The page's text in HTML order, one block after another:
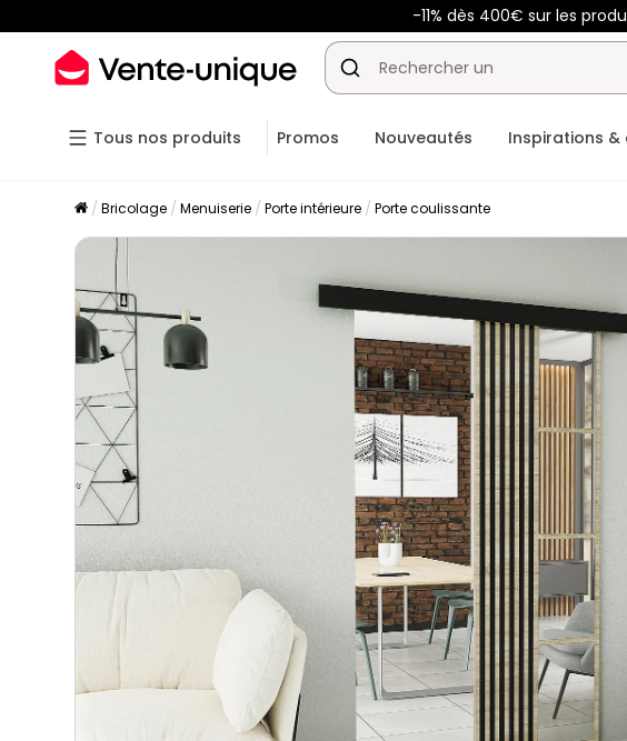
-11% dès 400€ sur les
Tous nos produits Promos Nouveautés Inspirations &
Bricolage Menuiserie Porte intérieure Porte coulissante